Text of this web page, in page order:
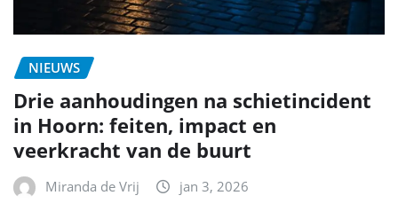
NIEUWS
Drie aanhoudingen na schietincident
in Hoorn: feiten, impact en
veerkracht van de buurt
Miranda de Vrij jan 3, 2026